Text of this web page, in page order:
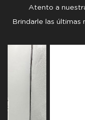
Atento a
Brindarle las últimas